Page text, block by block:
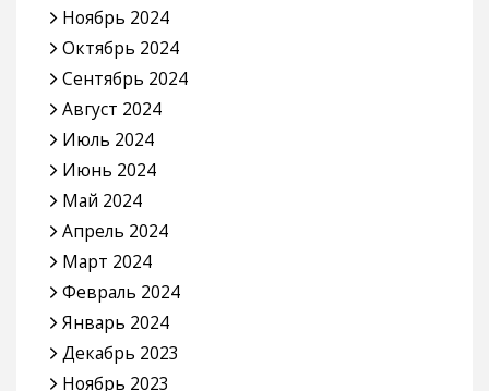
Ноябрь 2024
Октябрь 2024
Сентябрь 2024
Август 2024
Июль 2024
Июнь 2024
Май 2024
Апрель 2024
Март 2024
Февраль 2024
Январь 2024
Декабрь 2023
Ноябрь 2023